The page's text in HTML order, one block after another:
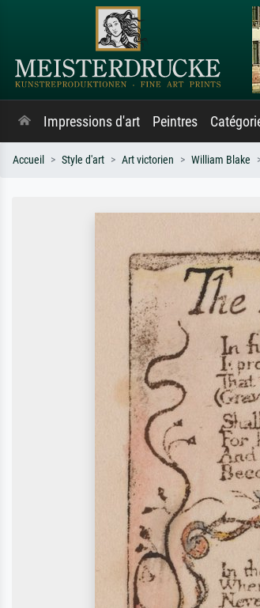
Impressions d'art Peintres
Accueil Style d'art Art victorien William Blake